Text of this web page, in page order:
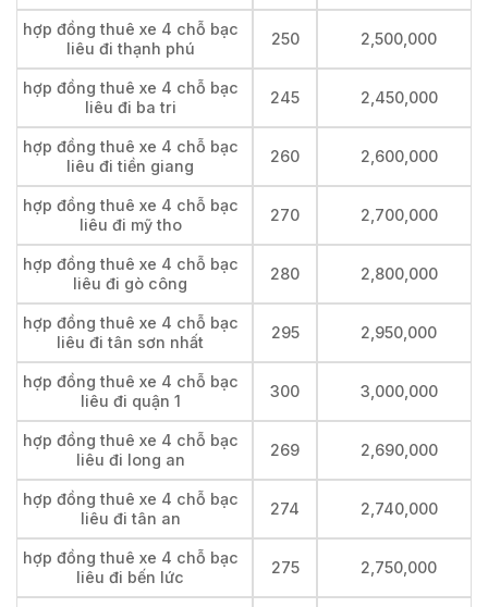
hợp đồng thuê xe 4 chỗ bạc
liêu đi thạnh phú
250 2,500,000
hợp đồng thuê xe 4 chỗ bạc
liêu đi ba tri
245 2,450,000
hợp đồng thuê xe 4 chỗ bạc
liêu đi tiền giang
260 2,600,000
hợp đồng thuê xe 4 chỗ bạc
liêu đi mỹ tho
270 2,700,000
hợp đồng thuê xe 4 chỗ bạc
liêu đi gò công
280 2,800,000
hợp đồng thuê xe 4 chỗ bạc
liêu đi tân sơn nhất
295 2,950,000
hợp đồng thuê xe 4 chỗ bạc
liêu đi quận 1
300 3,000,000
hợp đồng thuê xe 4 chỗ bạc
liêu đi long an
269 2,690,000
hợp đồng thuê xe 4 chỗ bạc
liêu đi tân an
274 2,740,000
hợp đồng thuê xe 4 chỗ bạc
liêu đi bến lức
275 2,750,000